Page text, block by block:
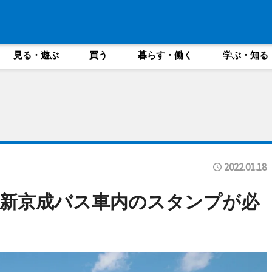
見る・遊ぶ 買う 暮らす・働く 学ぶ・知る
2022.01.18
京成バス車内のスタンプが必